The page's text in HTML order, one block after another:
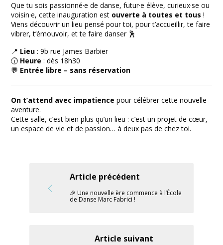
Que tu sois passionné·e de danse, futur·e élève, curieux·se ou
voisin·e, cette inauguration est ouverte à toutes et tous !
Viens découvrir un lieu pensé pour toi, pour t’accueillir, te faire
vibrer, t’émouvoir, et te faire danser 🕺
📍 Lieu : 9b rue James Barbier
🕡 Heure : dès 18h30
💬 Entrée libre – sans réservation
On t’attend avec impatience pour célébrer cette nouvelle
aventure.
Cette salle, c’est bien plus qu’un lieu : c’est un projet de cœur,
un espace de vie et de passion… à deux pas de chez toi.
Article précédent
🎉 Une nouvelle ère commence à l’École
de Danse Marc Fabrici !
Article suivant